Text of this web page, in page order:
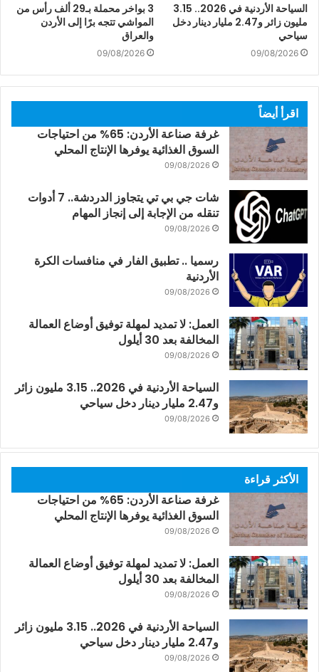
السياحة الأردنية في 2026.. 3.15
مليون زائر و2.47 مليار دينار دخل
سياحي
09/08/2026
3 بواخر محملة بـ29 ألف رأس من
المواشي تتجه برًا إلى الأردن
والعراق
09/08/2026
اقرأ أيضاً
غرفة صناعة الأردن: 65% من احتياجات
السوق الغذائية يوفرها الإنتاج المحلي
09/08/2026
شات جي بي تي يتجاوز الدردشة.. 7 أدوات
تنقله من الإجابة إلى إنجاز المهام
09/08/2026
رسميا .. تطبيق الفار في منافسات الكرة
الأردنية
09/08/2026
العمل: لا تمديد لمهلة توفيق أوضاع العمالة
المخالفة بعد 30 أيلول
09/08/2026
السياحة الأردنية في 2026.. 3.15 مليون زائر
و2.47 مليار دينار دخل سياحي
09/08/2026
الأكثر قراءة
غرفة صناعة الأردن: 65% من احتياجات
السوق الغذائية يوفرها الإنتاج المحلي
09/08/2026
العمل: لا تمديد لمهلة توفيق أوضاع العمالة
المخالفة بعد 30 أيلول
09/08/2026
السياحة الأردنية في 2026.. 3.15 مليون زائر
و2.47 مليار دينار دخل سياحي
09/08/2026